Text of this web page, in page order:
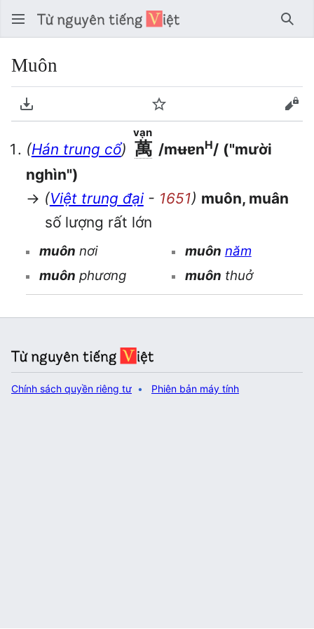
Tìm
Muôn
Tải về PDF Theo dõi
(Hán trung cổ) 萬
vạn
/mʉɐnH/ ("mười
nghìn")
→ (Việt trung đại- 1651) muôn, muân
số lượng rất lớn
muôn nơi
muôn phương
muôn năm
muôn thuở
Chính sách quyền riêng tư Phiên bản máy tính